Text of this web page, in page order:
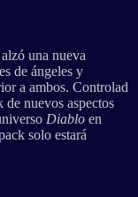
una nueva
de ángeles y
a ambos. Controlad
nuevos aspectos
Diablo en
solo estará